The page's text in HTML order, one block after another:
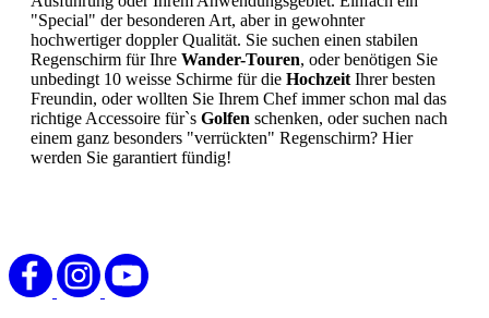
"Special" der besonderen Art, aber in gewohnter
hochwertiger doppler Qualität. Sie suchen einen stabilen
Regenschirm für Ihre Wander-Touren, oder benötigen Sie
unbedingt 10 weisse Schirme für die Hochzeit Ihrer besten
Freundin, oder wollten Sie Ihrem Chef immer schon mal das
richtige Accessoire für`s Golfen schenken, oder suchen nach
einem ganz besonders "verrückten" Regenschirm? Hier
werden Sie garantiert fündig!